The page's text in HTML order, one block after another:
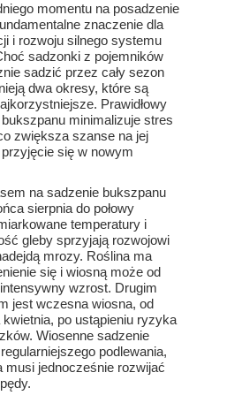
momentu na posadzenie
znaczenie dla
i rozwoju silnego systemu
sadzonki z pojemników
sadzić przez cały sezon
dwa okresy, które są
Prawidłowy
minimalizuje stres
zwiększa szanse na jej
się w nowym
na sadzenie bukszpanu
sierpnia do połowy
temperatury i
gleby sprzyjają rozwojowi
mrozy. Roślina ma
się i wiosną może od
wzrost. Drugim
jest wczesna wiosna, od
po ustąpieniu ryzyka
Wiosenne sadzenie
podlewania,
musi jednocześnie rozwijać